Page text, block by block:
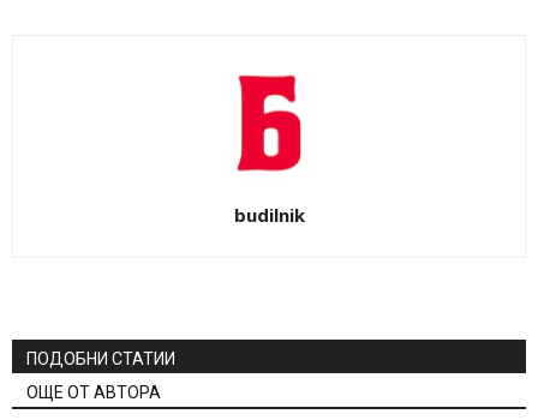
budilnik
ПОДОБНИ СТАТИИ
ОЩЕ ОТ АВТОРА